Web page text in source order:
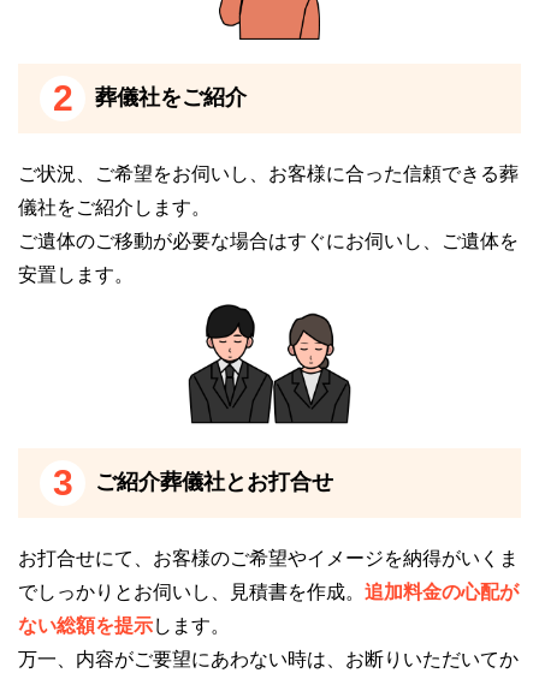
西葛西セレモニーホールでは、従来の宗教儀礼のない
無宗教葬を執り行えます。
故人様が好きだった曲をBGMとして流したり、楽器
です。
無宗教葬は、葬儀内容を自由に決められる葬儀形式
で、故人様らしいお別れを実現可能です。
各種葬儀を滞りなくスムーズに執り行うことが可能で
ご希望の葬儀イメージは実現できる可能性があるの
で、葬儀に関して相談事がある方はぜひ事前相談でご
西葛西セレモニーホールは、1日1組全館貸切型の斎場
です。
施設の設備は、以下の通りです。
2 葬儀社をご紹介
ご状況、ご希望をお伺いし、お客様に合った信頼できる葬
儀社をご紹介します。
ご遺体のご移動が必要な場合はすぐにお伺いし、ご遺体を
安置します。
3 ご紹介葬儀社とお打合せ
お打合せにて、お客様のご希望やイメージを納得がいくま
でしっかりとお伺いし、見積書を作成。 追加料金の心配が
ない総額を提示します。
万一、内容がご要望にあわない時は、お断りいただいてか